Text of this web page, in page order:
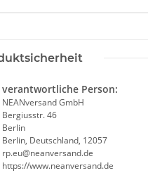
verantwortliche Person:
NEANversand GmbH
Bergiusstr. 46
Berlin
Berlin, Deutschland, 12057
ed.dnasrevnaen@ue.pr
https://www.neanversand.de